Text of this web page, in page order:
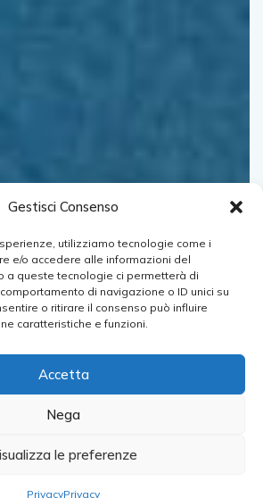
Gestisci Consenso
utilizziamo tecnologie come i
e/o accedere alle informazioni del
a queste tecnologie ci permetterà di
di navigazione o ID unici su
o ritirare il consenso può influire
caratteristiche e funzioni.
Accetta
Nega
le preferenze
PrivacyPrivacy